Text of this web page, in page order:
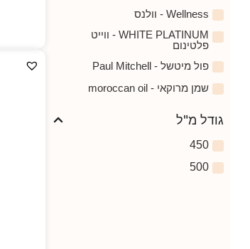
Wellness - וולנס
WHITE PLATINUM - ווייט
פלטינום
פול מיטשל - Paul Mitchell
שמן מרוקאי - moroccan oil
גודל מ"ל
450
500